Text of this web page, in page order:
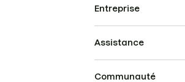
Entreprise
Assistance
Communauté